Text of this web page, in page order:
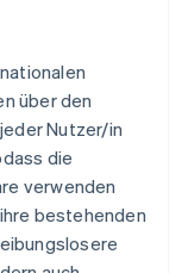
über den
Nutzer/in
die
verwenden
bestehenden